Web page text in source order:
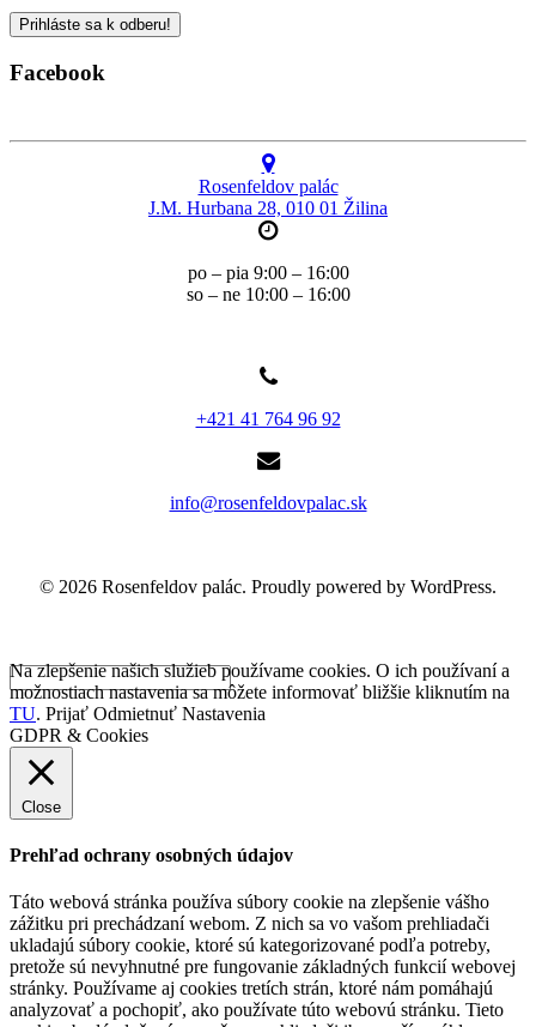
Facebook
Rosenfeldov palác
J.M. Hurbana 28, 010 01 Žilina
po – pia 9:00 – 16:00
so – ne 10:00 – 16:00
+421 41 764 96 92
info@rosenfeldovpalac.sk
© 2026 Rosenfeldov palác. Proudly powered by WordPress.
Na zlepšenie našich služieb používame cookies. O ich používaní a
možnostiach nastavenia sa môžete informovať bližšie kliknutím na
TU. Prijať Odmietnuť Nastavenia
GDPR & Cookies
Close
Prehľad ochrany osobných údajov
Táto webová stránka používa súbory cookie na zlepšenie vášho
zážitku pri prechádzaní webom. Z nich sa vo vašom prehliadači
ukladajú súbory cookie, ktoré sú kategorizované podľa potreby,
pretože sú nevyhnutné pre fungovanie základných funkcií webovej
stránky. Používame aj cookies tretích strán, ktoré nám pomáhajú
analyzovať a pochopiť, ako používate túto webovú stránku. Tieto